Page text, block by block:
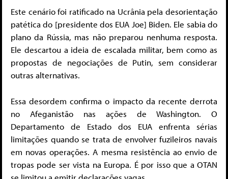
Este cenário foi ratificado na Ucrânia pela desorientação
patética do [presidente dos EUA Joe] Biden. Ele sabia do
plano da Rússia, mas não preparou nenhuma resposta.
Ele descartou a ideia de escalada militar, bem como as
propostas de negociações de Putin, sem considerar
outras alternativas.
Essa desordem confirma o impacto da recente derrota
no Afeganistão nas ações de Washington. O
Departamento de Estado dos EUA enfrenta sérias
limitações quando se trata de envolver fuzileiros navais
em novas operações. A mesma resistência ao envio de
tropas pode ser vista na Europa. É por isso que a OTAN